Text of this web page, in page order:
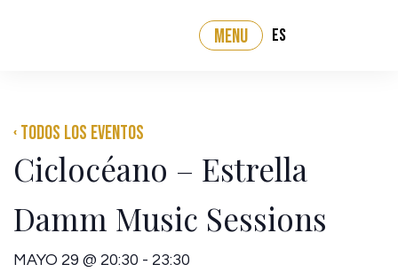
MENU ES
‹ Todos los eventos
Ciclocéano – Estrella
Damm Music Sessions
MAYO 29 @ 20:30 - 23:30